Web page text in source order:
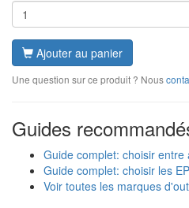
Ajouter au panier
Une question sur ce produit ? Nous
Guides
Guide complet: choisir entre
Guide complet: choisir les
Voir toutes les marques